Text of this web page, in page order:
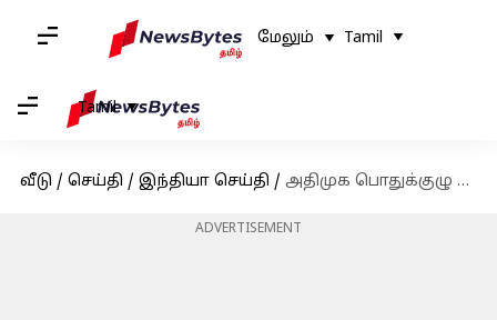
மேலும் Tamil
Tamil
வீடு / செய்தி / இந்தியா செய்தி / அதிமுக பொதுக்குழு தொடர்பான ஜூன் 12ம் தேதிக்கு ஒத்திவைப்பு - சென்னை உயர்நீதிமன்றம்
ADVERTISEMENT